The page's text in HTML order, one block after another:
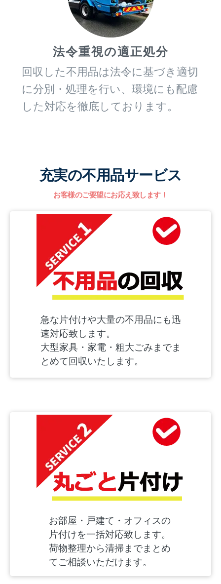
法令重視の適正処分
回収した不用品は法令に基づき適切
に分別・処理を行い、環境にも配慮
した対応を徹底しております。
充実の不用品サービス
お客様のご要望にお応え致します！
急な片付けや大量の不用品にも迅
速対応致します。
大型家具・家電・粗大ごみまでま
とめて回収いたします。
お部屋・戸建て・オフィスの
片付けを一括対応致します。
荷物整理から清掃までまとめ
てご相談いただけます。